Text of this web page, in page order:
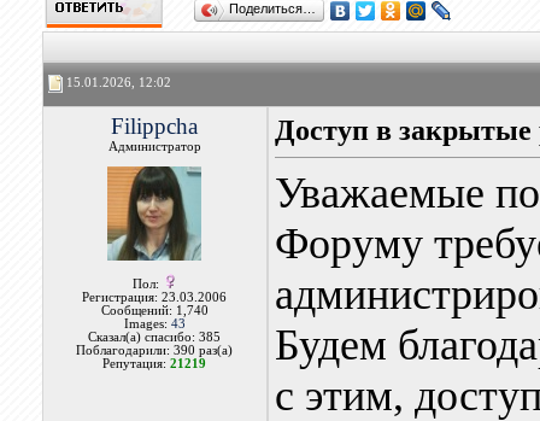
Поделиться…
15.01.2026, 12:02
Filippcha
Администратор
Пол:
Регистрация: 23.03.2006
Сообщений: 1,740
Images: 43
Сказал(а) спасибо: 385
Поблагодарили: 390 раз(а)
Репутация:21219
Доступ в закрытые
Уважаемые
Форуму
Будем
с этим,